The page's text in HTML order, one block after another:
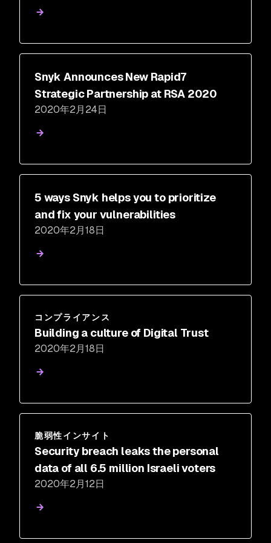
Snyk Announces New Rapid7
Strategic Partnership at RSA 2020
2020年2月24日
5 ways Snyk helps you to prioritize
and fix your vulnerabilities
2020年2月18日
コンプライアンス
Building a culture of Digital Trust
2020年2月18日
脆弱性インサイト
Security breach leaks the personal
data of all 6.5 million Israeli voters
2020年2月12日